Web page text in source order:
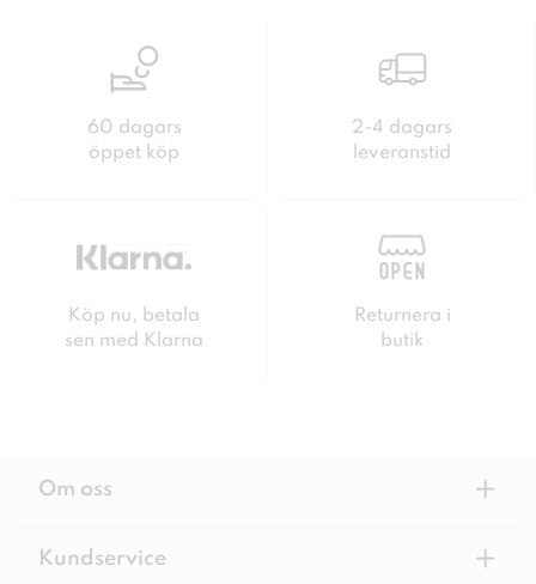
60 dagars
öppet köp
2-4 dagars
leveranstid
Köp nu, betala
sen med Klarna
Returnera i
butik
Om oss +
Kundservice +